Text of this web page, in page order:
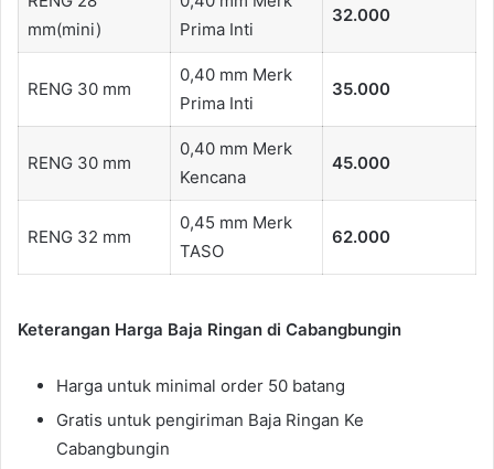
mm(mini)
Prima Inti
32.000
RENG 30 mm
0,40 mm Merk
Prima Inti
35.000
RENG 30 mm
0,40 mm Merk
Kencana
45.000
RENG 32 mm
0,45 mm Merk
TASO
62.000
Keterangan Harga Baja Ringan di Cabangbungin
Harga untuk minimal order 50 batang
Gratis untuk pengiriman Baja Ringan Ke
Cabangbungin